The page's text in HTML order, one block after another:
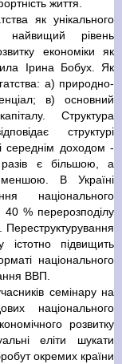
життя.
як унікального
найвищий рівень
економіки як
Ірина Бобух. Як
а) природно-
в) основний
Структура
структурі
середнім доходом -
разів є більшою, а
меншою. В Україні
національного
40 % перерозподілу
Переструктурування
підвищить
національного
ВВП.
семінару на
національного
розвитку
еліти шукати
окремих країни